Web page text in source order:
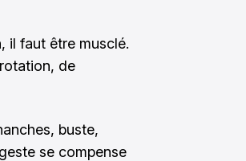
il faut être musclé.
de
buste,
se compense